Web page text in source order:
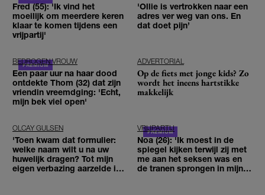
Fred (55): 'Ik vind het
moeilijk om meerdere keren
klaar te komen tijdens een
vrijpartij'
'Ollie is vertrokken naar een
adres ver weg van ons. En
dat doet pijn’
BEDROGEN VROUW
Een paar uur na haar dood
ontdekte Thom (32) dat zijn
vriendin vreemdging: 'Echt,
mijn bek viel open'
ADVERTORIAL
Op de fiets met jonge kids? Zo
wordt het ineens hartstikke
makkelijk
OLCAY GULSEN
'Toen kwam dat formulier:
welke naam wilt u na uw
huwelijk dragen? Tot mijn
eigen verbazing aarzelde ik
VRIJPARTIJ
Noa (26): 'Ik moest in de
spiegel kijken terwijl zij met
me aan het seksen was en
de tranen sprongen in mijn